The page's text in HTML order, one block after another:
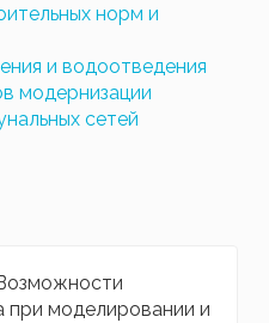
норм и
и водоотведения
модернизации
сетей
при моделировании и